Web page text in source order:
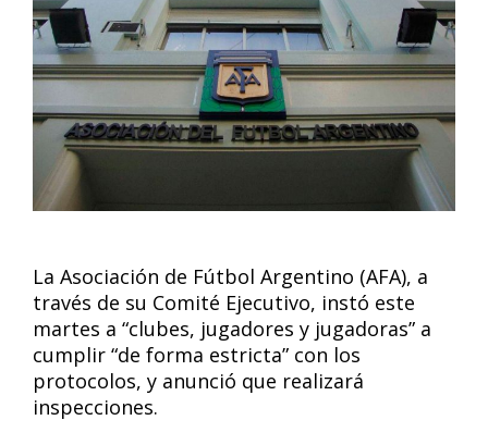
La Asociación de Fútbol Argentino (AFA), a
través de su Comité Ejecutivo, instó este
martes a “clubes, jugadores y jugadoras” a
cumplir “de forma estricta” con los
protocolos, y anunció que realizará
inspecciones.